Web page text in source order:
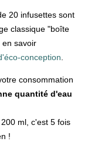
20 infusettes sont
classique "boîte
en savoir
conception.
consommation
quantité d'eau
ml, c'est 5 fois
!